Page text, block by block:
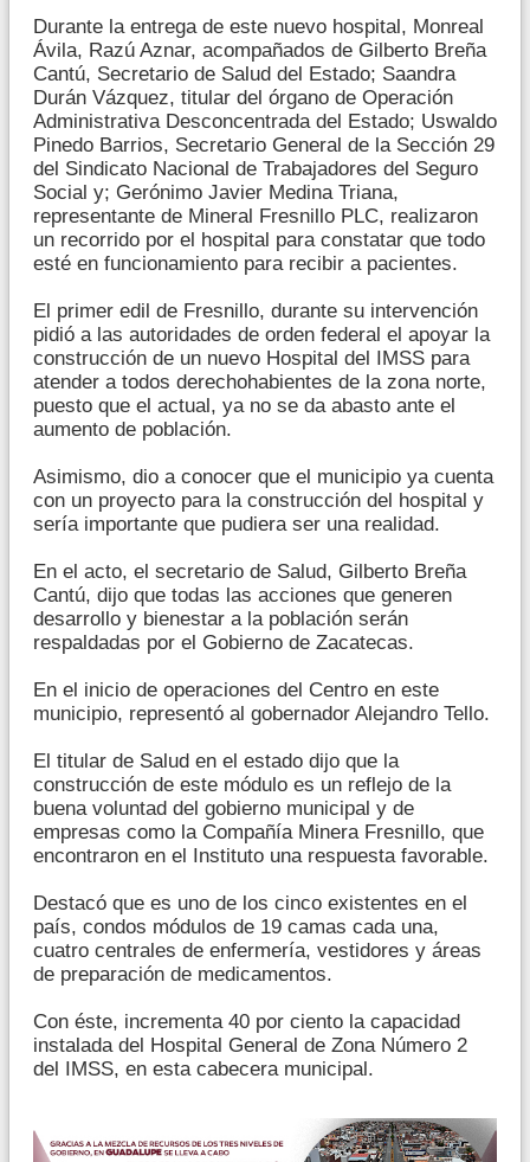
Durante la entrega de este nuevo hospital, Monreal
Ávila, Razú Aznar, acompañados de Gilberto Breña
Cantú, Secretario de Salud del Estado; Saandra
Durán Vázquez, titular del órgano de Operación
Administrativa Desconcentrada del Estado; Uswaldo
Pinedo Barrios, Secretario General de la Sección 29
del Sindicato Nacional de Trabajadores del Seguro
Social y; Gerónimo Javier Medina Triana,
representante de Mineral Fresnillo PLC, realizaron
un recorrido por el hospital para constatar que todo
esté en funcionamiento para recibir a pacientes.
El primer edil de Fresnillo, durante su intervención
pidió a las autoridades de orden federal el apoyar la
construcción de un nuevo Hospital del IMSS para
atender a todos derechohabientes de la zona norte,
puesto que el actual, ya no se da abasto ante el
aumento de población.
Asimismo, dio a conocer que el municipio ya cuenta
con un proyecto para la construcción del hospital y
sería importante que pudiera ser una realidad.
En el acto, el secretario de Salud, Gilberto Breña
Cantú, dijo que todas las acciones que generen
desarrollo y bienestar a la población serán
respaldadas por el Gobierno de Zacatecas.
En el inicio de operaciones del Centro en este
municipio, representó al gobernador Alejandro Tello.
El titular de Salud en el estado dijo que la
construcción de este módulo es un reflejo de la
buena voluntad del gobierno municipal y de
empresas como la Compañía Minera Fresnillo, que
encontraron en el Instituto una respuesta favorable.
Destacó que es uno de los cinco existentes en el
país, condos módulos de 19 camas cada una,
cuatro centrales de enfermería, vestidores y áreas
de preparación de medicamentos.
Con éste, incrementa 40 por ciento la capacidad
instalada del Hospital General de Zona Número 2
del IMSS, en esta cabecera municipal.